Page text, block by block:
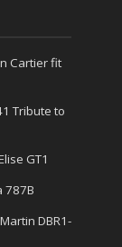
Cartier fit
Tribute to
GT1
787B
DBR1-